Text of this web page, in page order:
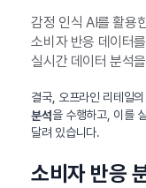
감정 인식 AI를 활용
소비자 반응 데이터
실시간 데이터 분석
결국, 오프라인 리테일
분석을 수행하고, 이를
달려 있습니다.
소비자 반응